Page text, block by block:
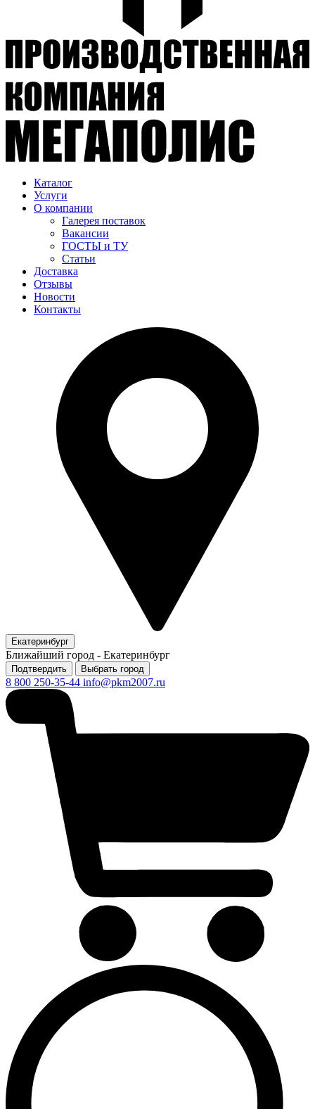
Каталог
Услуги
О компании
Галерея поставок
Вакансии
ГОСТЫ и ТУ
Статьи
Доставка
Отзывы
Новости
Контакты
Екатеринбург
Ближайший город - Екатеринбург
Подтвердить Выбрать город
8 800 250-35-44 info@pkm2007.ru